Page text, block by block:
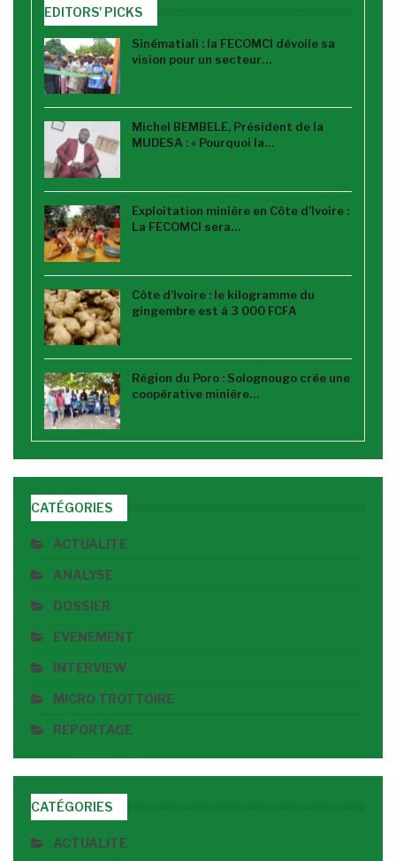
EDITORS' PICKS
Sinématiali : la FECOMCI dévoile sa
vision pour un secteur…
Michel BEMBELE, Président de la
MUDESA : « Pourquoi la…
Exploitation minière en Côte d’Ivoire :
La FECOMCI sera…
Côte d’Ivoire : le kilogramme du
gingembre est à 3 000 FCFA
Région du Poro : Solognougo crée une
coopérative minière…
CATÉGORIES
ACTUALITE
ANALYSE
DOSSIER
EVENEMENT
INTERVIEW
MICRO TROTTOIRE
REPORTAGE
CATÉGORIES
ACTUALITE